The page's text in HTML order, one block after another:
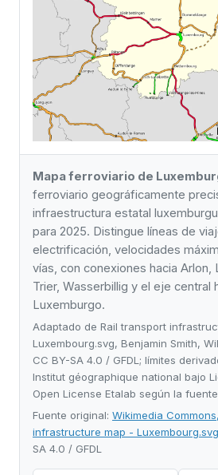
Mapa ferroviario de
ferroviario geográficamente
infraestructura estatal
para 2025. Distingue líneas de
electrificación, velocidades
vías, con conexiones hacia Arlon,
Trier, Wasserbillig y el eje central
Luxemburgo.
Adaptado de Rail transport
Luxembourg.svg, Benjamin Smith,
CC BY-SA 4.0 / GFDL; límites
Institut géographique national bajo
Open License Etalab según la
Fuente original: Wikimedia
infrastructure map - Luxembourg.svg
SA 4.0 / GFDL